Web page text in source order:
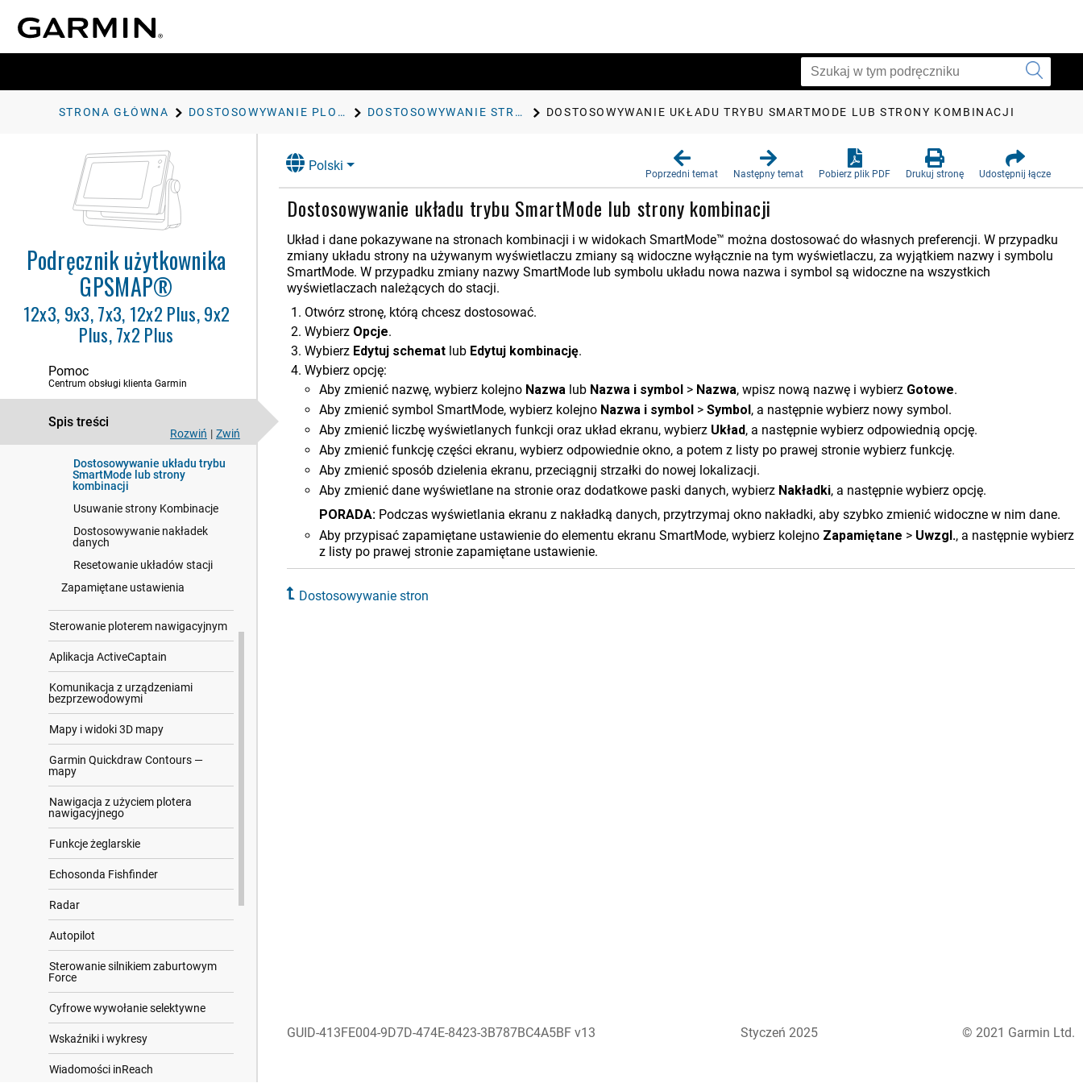
STRONA GŁÓWNA DOSTOSOWYWANIE PLOTERA NAWIGACYJNEGO DOSTOSOWYWANIE STRON DOSTOSOWYWANIE UKŁADU TRYBU SMARTMODE LUB STRONY KOMBINACJI
Podręcznik użytkownika
GPSMAP®
12x3, 9x3, 7x3, 12x2 Plus, 9x2
Plus, 7x2 Plus
Pomoc
Centrum obsługi klienta Garmin
Spis treści
Rozwiń | Zwiń
Dostosowywanie plotera
nawigacyjnego
Pasek menu
Ustawianie typu jednostki
Regulowanie podświetlenia
Dostosowywanie schematu
Włączanie blokady ekranu
Automatyczne włączanie plotera
nawigacyjnego
Automatyczne wyłączanie
systemu
Dostosowywanie ekranu
startowego
Kombinacje
Dodawanie układu SmartMode
Dostosowywanie układu trybu
SmartMode lub strony
kombinacji
Usuwanie strony Kombinacje
Dostosowywanie nakładek
danych
Resetowanie układów stacji
Zapamiętane ustawienia
Sterowanie ploterem nawigacyjnym
Aplikacja ActiveCaptain
Komunikacja z urządzeniami
bezprzewodowymi
Mapy i widoki 3D mapy
Garmin Quickdraw Contours —
mapy
Nawigacja z użyciem plotera
nawigacyjnego
Funkcje żeglarskie
Echosonda Fishfinder
Radar
Autopilot
Sterowanie silnikiem zaburtowym
Force
Cyfrowe wywołanie selektywne
Wskaźniki i wykresy
Wiadomości inReach
Polski
Poprzedni temat Następny temat Pobierz plik PDF Drukuj stronę Udostępnij łącze
Dostosowywanie układu trybu SmartMode lub strony kombinacji
Układ i dane pokazywane na stronach kombinacji i w widokach SmartMode™ można dostosować do własnych preferencji. W przypadku
zmiany układu strony na używanym wyświetlaczu zmiany są widoczne wyłącznie na tym wyświetlaczu, za wyjątkiem nazwy i symbolu
SmartMode. W przypadku zmiany nazwy SmartMode lub symbolu układu nowa nazwa i symbol są widoczne na wszystkich
wyświetlaczach należących do stacji.
Otwórz stronę, którą chcesz dostosować.
Wybierz Opcje.
Wybierz Edytuj schemat lub Edytuj kombinację.
Wybierz opcję:
Aby zmienić nazwę, wybierz kolejno Nazwa lub Nazwa i symbol > Nazwa, wpisz nową nazwę i wybierz Gotowe.
Aby zmienić symbol SmartMode, wybierz kolejno Nazwa i symbol > Symbol, a następnie wybierz nowy symbol.
Aby zmienić liczbę wyświetlanych funkcji oraz układ ekranu, wybierz Układ, a następnie wybierz odpowiednią opcję.
Aby zmienić funkcję części ekranu, wybierz odpowiednie okno, a potem z listy po prawej stronie wybierz funkcję.
Aby zmienić sposób dzielenia ekranu, przeciągnij strzałki do nowej lokalizacji.
Aby zmienić dane wyświetlane na stronie oraz dodatkowe paski danych, wybierz Nakładki, a następnie wybierz opcję.
PORADA: Podczas wyświetlania ekranu z nakładką danych, przytrzymaj okno nakładki, aby szybko zmienić widoczne w nim dane.
Aby przypisać zapamiętane ustawienie do elementu ekranu SmartMode, wybierz kolejno Zapamiętane > Uwzgl., a następnie wybierz
z listy po prawej stronie zapamiętane ustawienie.
Dostosowywanie stron
GUID-413FE004-9D7D-474E-8423-3B787BC4A5BF v13 Styczeń 2025 © 2021 Garmin Ltd.